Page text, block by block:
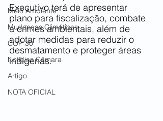
Meio Ambiente
Mudanças Climáticas
COP 30
Notícias Câmara
Artigo
NOTA OFICIAL
Executivo terá de apresentar
plano para fiscalização, combate
a crimes ambientais, além de
adotar medidas para reduzir o
desmatamento e proteger áreas
indígenas.